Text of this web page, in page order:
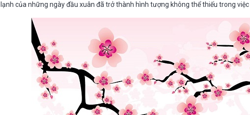
lạnh của những ngày đầu xuân đã trở thành hình tượng không thể thiếu trong